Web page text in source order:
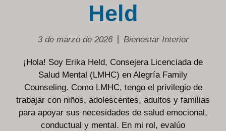
Held
3 de marzo de 2026 Bienestar Interior
¡Hola! Soy Erika Held, Consejera Licenciada de
Salud Mental (LMHC) en Alegría Family
Counseling. Como LMHC, tengo el privilegio de
trabajar con niños, adolescentes, adultos y familias
para apoyar sus necesidades de salud emocional,
conductual y mental. En mi rol, evalúo